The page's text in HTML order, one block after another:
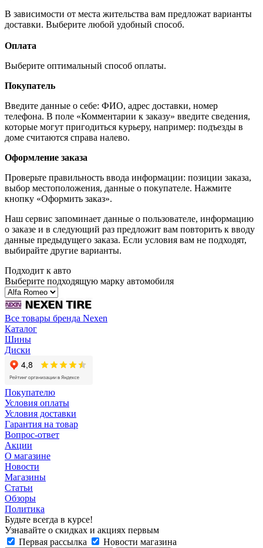
В зависимости от места жительства вам предложат варианты
доставки. Выберите любой удобный способ.
Оплата
Выберите оптимальный способ оплаты.
Покупатель
Введите данные о себе: ФИО, адрес доставки, номер
телефона. В поле «Комментарии к заказу» введите сведения,
которые могут пригодиться курьеру, например: подъезды в
доме считаются справа налево.
Оформление заказа
Проверьте правильность ввода информации: позиции заказа,
выбор местоположения, данные о покупателе. Нажмите
кнопку «Оформить заказ».
Наш сервис запоминает данные о пользователе, информацию
о заказе и в следующий раз предложит вам повторить к вводу
данные предыдущего заказа. Если условия вам не подходят,
выбирайте другие варианты.
Подходит к авто
Выберите подходящую марку автомобиля
Все товары бренда Nexen
Каталог
Шины
Диски
Покупателю
Условия оплаты
Условия доставки
Гарантия на товар
Вопрос-ответ
Акции
О магазине
Новости
Магазины
Статьи
Обзоры
Политика
Будьте всегда в курсе!
Узнавайте о скидках и акциях первым
Первая рассылка
Новости магазина